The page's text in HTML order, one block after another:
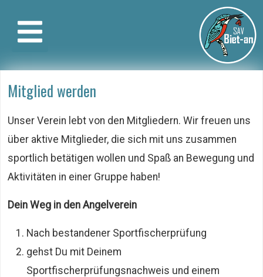
Mitglied werden
Unser Verein lebt von den Mitgliedern. Wir freuen uns
über aktive Mitglieder, die sich mit uns zusammen
sportlich betätigen wollen und Spaß an Bewegung und
Aktivitäten in einer Gruppe haben!
Dein Weg in den Angelverein
Nach bestandener Sportfischerprüfung
gehst Du mit Deinem
Sportfischerprüfungsnachweis und einem